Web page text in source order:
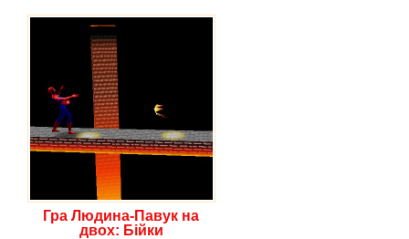
Гра Людина-Павук на
двох: Бійки